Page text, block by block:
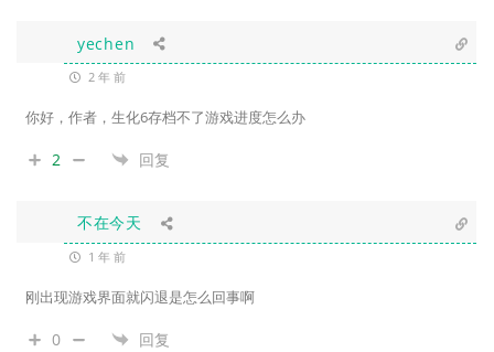
yechen
2 年 前
你好，作者，生化6存档不了游戏进度怎么办
2 回复
不在今天
1 年 前
刚出现游戏界面就闪退是怎么回事啊
0 回复